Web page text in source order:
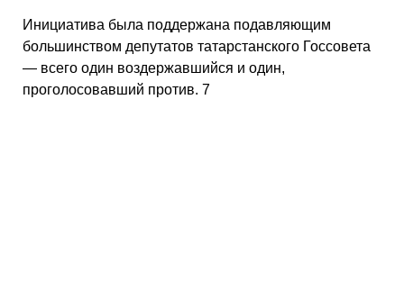
Инициатива была поддержана подавляющим
большинством депутатов татарстанского Госсовета
— всего один воздержавшийся и один,
проголосовавший против. 7